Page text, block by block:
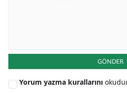
GÖNDER
Yorum yazma kurallarını